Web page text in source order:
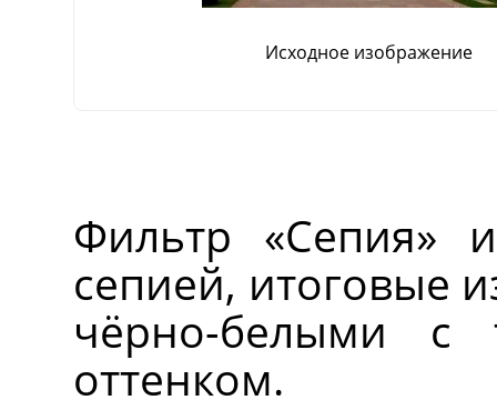
Исходное изображение
Фильтр «Сепия»
сепией, итоговые
чёрно-белыми с
оттенком.